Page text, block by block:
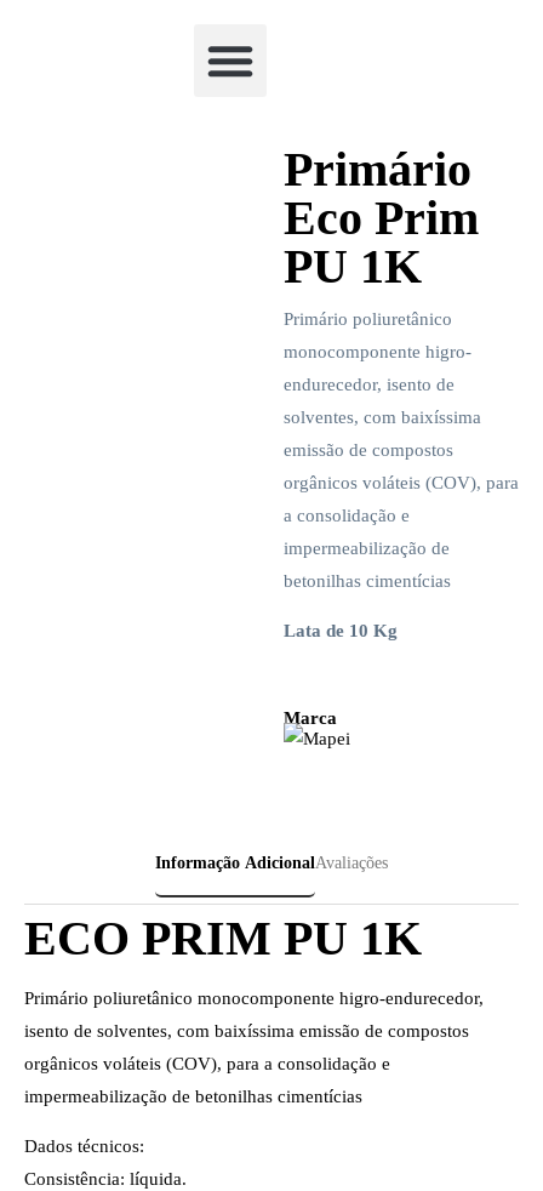
Primário
Eco Prim
PU 1K
Primário poliuretânico
monocomponente higro-
endurecedor, isento de
solventes, com baixíssima
emissão de compostos
orgânicos voláteis (COV), para
a consolidação e
impermeabilização de
betonilhas cimentícias
Lata de 10 Kg
Marca
Informação Adicional Avaliações
ECO PRIM PU 1K
Primário poliuretânico monocomponente higro-endurecedor,
isento de solventes, com baixíssima emissão de compostos
orgânicos voláteis (COV), para a consolidação e
impermeabilização de betonilhas cimentícias
Dados técnicos:
Consistência: líquida.